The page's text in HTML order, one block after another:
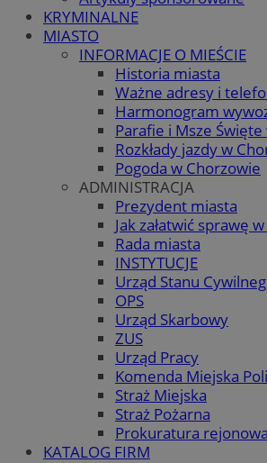
KRYMINALNE
MIASTO
INFORMACJE O MIEŚCIE
Historia miasta
Ważne adresy i
Harmonogram
Parafie i Msze
Rozkłady jazdy w
Pogoda w Chorzowie
ADMINISTRACJA
Prezydent miasta
Jak załatwić sprawę
Rada miasta
INSTYTUCJE
Urząd Stanu
OPS
Urząd Skarbowy
ZUS
Urząd Pracy
Komenda Miejska
Straż Miejska
Straż Pożarna
Prokuratura rejonowa
KATALOG FIRM